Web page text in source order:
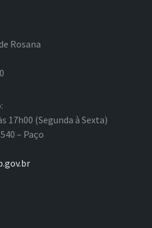
Rosana
17h00 (Segunda à Sexta)
– Paço